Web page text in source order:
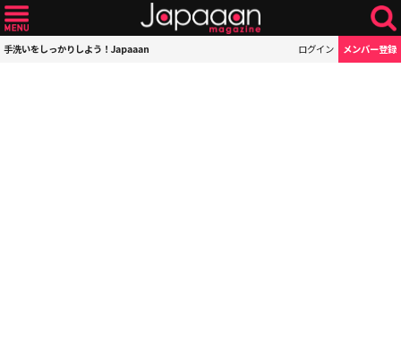
手洗いをしっかりしよう！Japaaan ログイン メンバー登録